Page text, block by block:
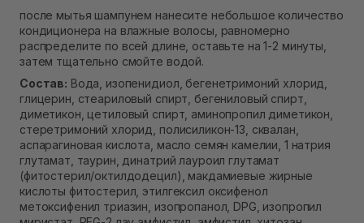
после мытья шампунем нанесите небольшое количество
кондиционера на влажные волосы, равномерно
распределите по всей длине, оставьте на 1-2 минуты,
затем тщательно смойте водой.
Состав: Вода, изопенидиол, бегенетримоний хлорид,
глицерин, стеариловый спирт, бегениловый спирт,
диметикон, цетиловый спирт, аминопропил диметикон,
стеретримоний хлорид, полисиликон-13, сквалан,
аспарагиновая кислота, масло семян камелии, 1 натрия
глутамат, таурин, динатрий лауроил глутамат
(фитостерил/октилдодецил), макдамиевые жирные
кислоты фитостерил, этилгексил оксифенол
метоксифенил триазин, изопропанол, DPG, изопропил